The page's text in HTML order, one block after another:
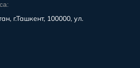
г.Ташкент, 100000, ул.